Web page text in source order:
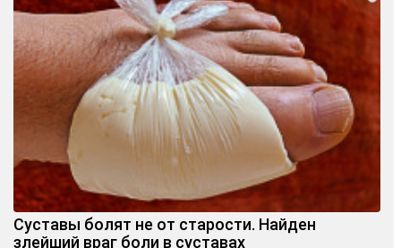
Суставы болят не от старости. Найден
злейший враг боли в суставах